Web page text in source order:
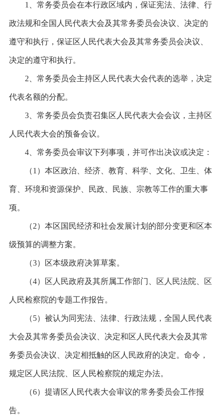
1、常务委员会在本行政区域内，保证宪法、法律、行
政法规和全国人民代表大会及其常务委员会决议、决定的
遵守和执行，保证区人民代表大会及其常务委员会决议、
决定的遵守和执行。
2、常务委员会主持区人民代表大会代表的选举，决定
代表名额的分配。
3、常务委员会负责召集区人民代表大会会议，主持区
人民代表大会的预备会议。
4、常务委员会审议下列事项，并可作出决议或决定：
（1）本区政治、经济、教育、科学、文化、卫生、体
育、环境和资源保护、民政、民族、宗教等工作的重大事
项。
（2）本区国民经济和社会发展计划的部分变更和区本
级预算的调整方案。
（3）区本级政府决算草案。
（4）区人民政府及其所属工作部门、区人民法院、区
人民检察院的专题工作报告。
（5）被认为同宪法、法律、行政法规，全国人民代表
大会及其常务委员会决议、决定和区人民代表大会及其常
务委员会决议、决定相抵触的区人民政府的决定。命令，
规定区人民法院、区人民检察院的规定办法。
（6）提请区人民代表大会审议的常务委员会工作报
告。